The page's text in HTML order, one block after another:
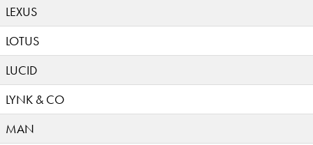
LEXUS
LOTUS
LUCID
LYNK & CO
MAN